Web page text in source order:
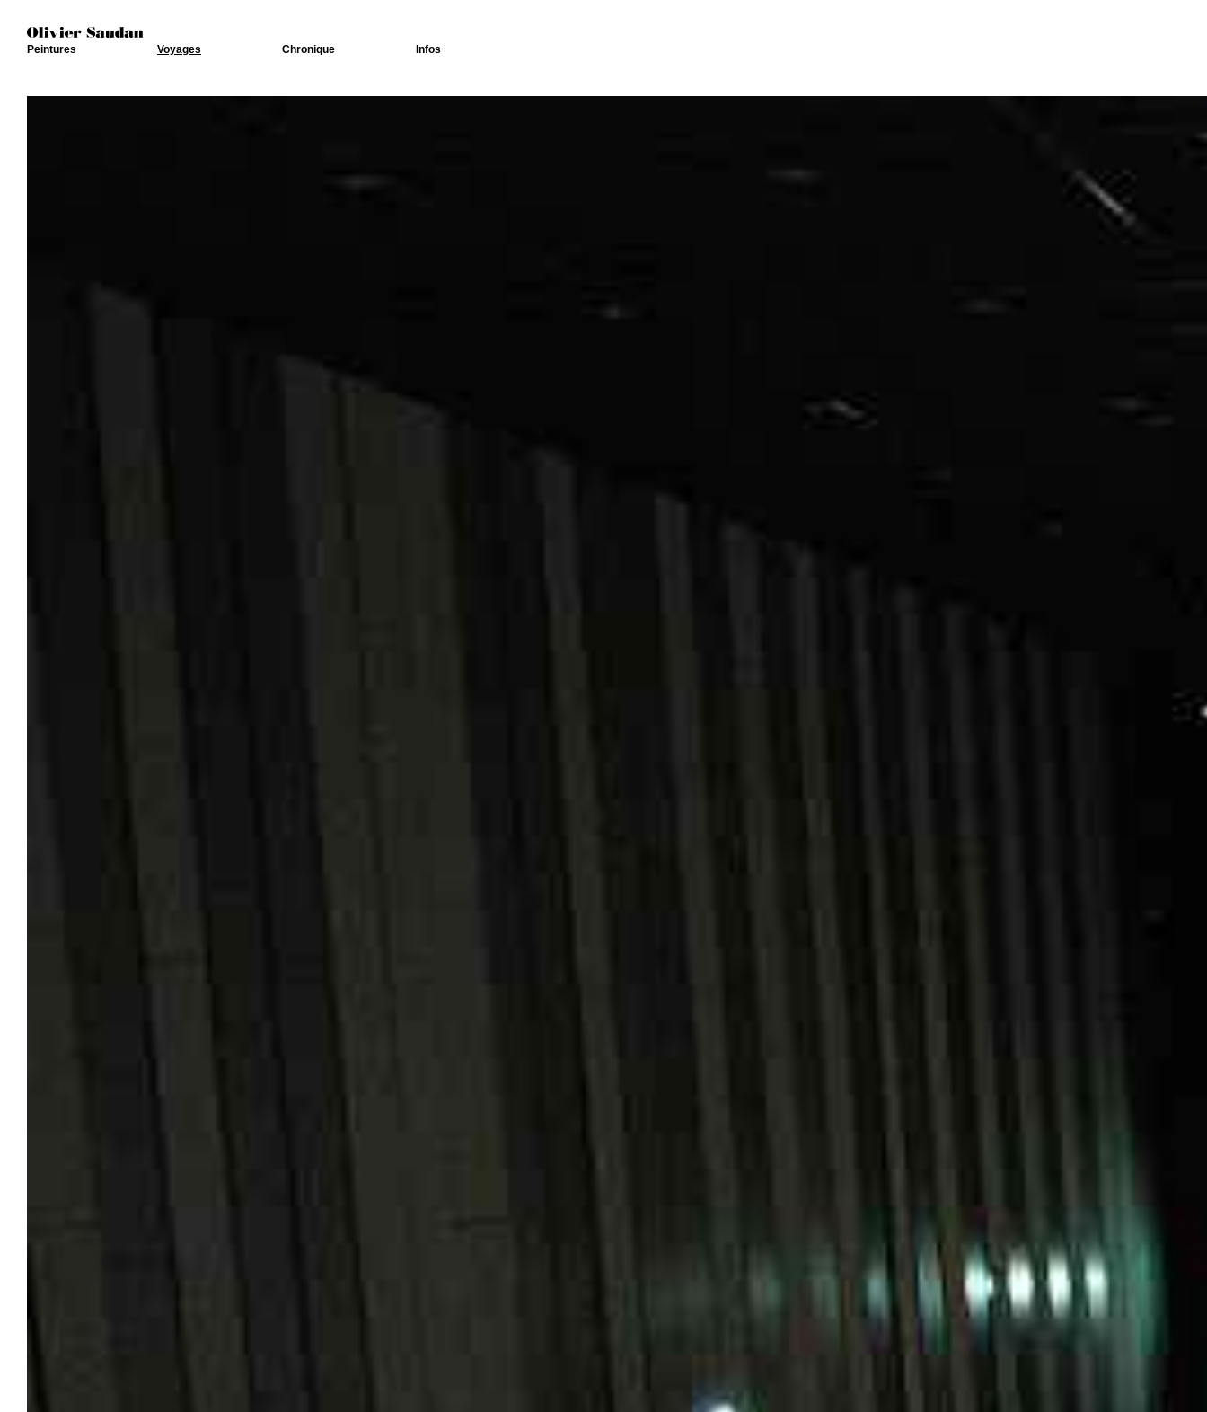
Peintures Voyages Chronique Infos